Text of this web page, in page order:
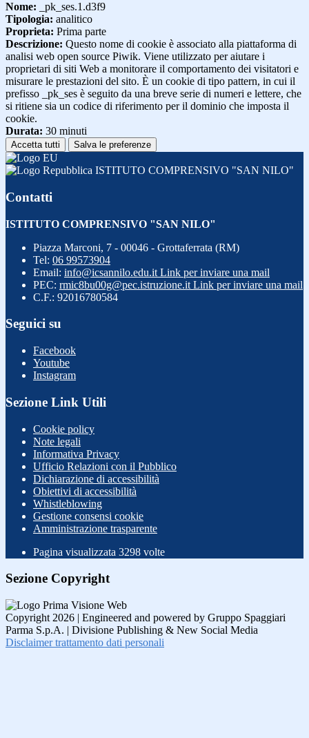
Nome: _pk_ses.1.d3f9
Tipologia: analitico
Proprieta: Prima parte
Descrizione: Questo nome di cookie è associato alla piattaforma di
analisi web open source Piwik. Viene utilizzato per aiutare i
proprietari di siti Web a monitorare il comportamento dei visitatori e
misurare le prestazioni del sito. È un cookie di tipo pattern, in cui il
prefisso _pk_ses è seguito da una breve serie di numeri e lettere, che
si ritiene sia un codice di riferimento per il dominio che imposta il
cookie.
Durata: 30 minuti
Accetta tutti Salva le preferenze
ISTITUTO COMPRENSIVO "SAN NILO"
Contatti
ISTITUTO COMPRENSIVO "SAN NILO"
Piazza Marconi, 7 - 00046 - Grottaferrata (RM)
Tel: 06 99573904
Email: info@icsannilo.edu.it Link per inviare una mail
PEC: rmic8bu00g@pec.istruzione.it Link per inviare una mail
C.F.: 92016780584
Seguici su
Facebook
Youtube
Instagram
Sezione Link Utili
Cookie policy
Note legali
Informativa Privacy
Ufficio Relazioni con il Pubblico
Dichiarazione di accessibilità
Obiettivi di accessibilità
Whistleblowing
Gestione consensi cookie
Amministrazione trasparente
Pagina visualizzata 3298 volte
Sezione Copyright
Copyright 2026 | Engineered and powered by Gruppo Spaggiari
Parma S.p.A. | Divisione Publishing & New Social Media
Disclaimer trattamento dati personali